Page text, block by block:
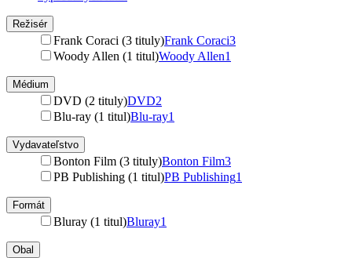
Režisér
Frank Coraci (3 tituly)Frank Coraci3
Woody Allen (1 titul)Woody Allen1
Médium
DVD (2 tituly)DVD2
Blu-ray (1 titul)Blu-ray1
Vydavateľstvo
Bonton Film (3 tituly)Bonton Film3
PB Publishing (1 titul)PB Publishing1
Formát
Bluray (1 titul)Bluray1
Obal